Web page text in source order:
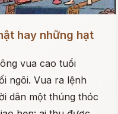
hay những hạt
vua cao tuổi
ngôi. Vua ra lệnh
dân một thúng thóc